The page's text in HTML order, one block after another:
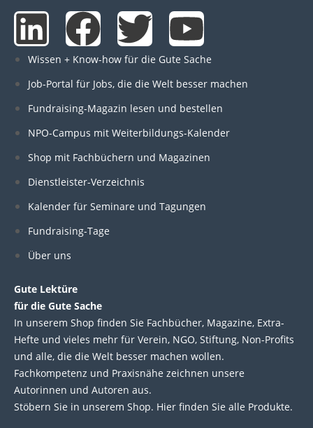
L
i
n
k
e
d
i
n
F
a
c
e
b
o
o
T
w
i
t
t
e
Y
o
u
t
u
b
Wissen + Know-how für die Gute Sache
Job-Portal für Jobs, die die Welt besser machen
Fundraising-Magazin lesen und bestellen
NPO-Campus mit Weiterbildungs-Kalender
Shop mit Fachbüchern und Magazinen
Dienstleister-Verzeichnis
Kalender für Seminare und Tagungen
Fundraising-Tage
Über uns
Gute Lektüre
für die Gute Sache
In unserem Shop finden Sie Fachbücher, Magazine, Extra-
Hefte und vieles mehr für Verein, NGO, Stiftung, Non-Profits
und alle, die die Welt besser machen wollen.
Fachkompetenz und Praxisnähe zeichnen unsere
Autorinnen und Autoren aus.
Stöbern Sie in unserem Shop. Hier finden Sie alle Produkte.